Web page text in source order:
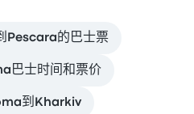
Pescara的巴士票
巴士时间和票价
到Kharkiv